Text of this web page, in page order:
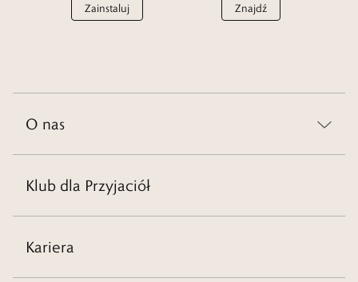
Zainstaluj Znajdź
O nas
Klub dla Przyjaciół
Kariera